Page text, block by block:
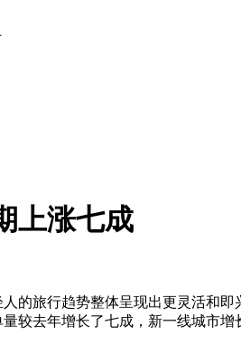
上涨七成
的旅行趋势整体呈现出更灵活和
较去年增长了七成，新一线城市增